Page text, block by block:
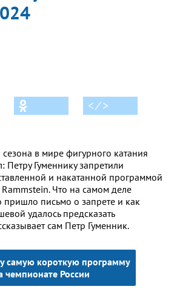
< ⁄ >
в мире фигурного катания
Петру Гуменнику запретили
и накатанной программой
Что на самом деле
пришло письмо о запрете и как
удалось предсказать
сам Петр Гуменник.
самую короткую программу
чемпионате России